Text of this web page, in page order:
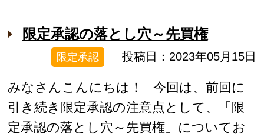
限定承認の落とし穴～先買権
限定承認 投稿日：2023年05月15日
みなさんこんにちは！ 今回は、前回に
引き続き限定承認の注意点として、「限
定承認の落とし穴～先買権」についてお